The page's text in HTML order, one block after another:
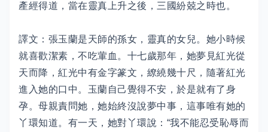
產經得道，當在靈真上升之後，三國紛兢之時也。
譯文：張玉蘭是天師的孫女，靈真的女兒。她小時候
就喜歡潔素，不吃葷血。十七歲那年，她夢見紅光從
天而降，紅光中有金字篆文，繚繞幾十尺，隨著紅光
進入她的口中。玉蘭自己覺得不安，於是就有了身
孕。母親責問她，她始終沒說夢中事，這事唯有她的
丫環知道。有一天，她對丫環說：“我不能忍受恥辱而